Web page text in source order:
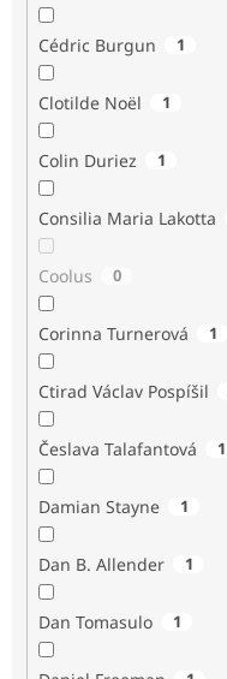
Cédric Burgun 1
Clotilde Noël 1
Colin Duriez 1
Consilia Maria Lakotta
Coolus 0
Corinna Turnerová 1
Ctirad Václav Pospíšil
Česlava Talafantová 1
Damian Stayne 1
Dan B. Allender 1
Dan Tomasulo 1